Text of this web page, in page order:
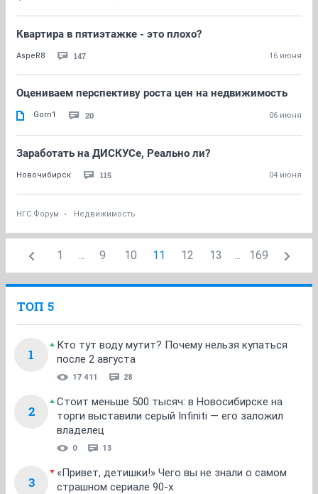
Квартира в пятиэтажке - это плохо?
AspeR8 147 16 июня
Оцениваем перспективу роста цен на недвижимость
Gorn1 20 06 июня
Заработать на ДИСКУСе, Реально ли?
Новочибирск 115 04 июня
НГС.Форум Недвижимость
1 ... 9 10 11 12 13 ... 169
ТОП 5
1
Кто тут воду мутит? Почему нельзя купаться
после 2 августа
17 411 28
2
Стоит меньше 500 тысяч: в Новосибирске на
торги выставили серый Infiniti — его заложил
владелец
0 13
3
«Привет, детишки!» Чего вы не знали о самом
страшном сериале 90-х